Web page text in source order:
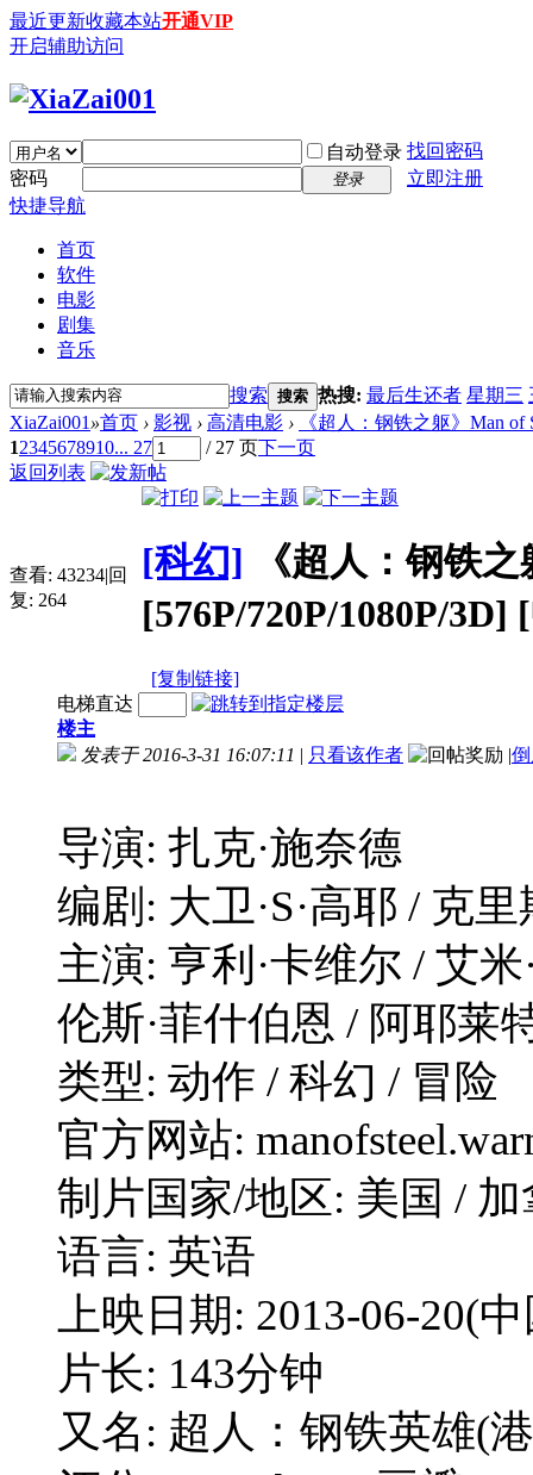
最近更新收藏本站开通VIP
开启辅助访问
自动登录 找回密码
密码
登录
立即注册
快捷导航
首页
软件
电影
剧集
音乐
搜索 搜索 热搜: 最后生还者 星期三
XiaZai001 »首页 › 影视 › 高清电影 ›
《超人：钢铁之躯》Man of
12345678910... 27 / 27 页下一页
返回列表
查看: 43234|回
复: 264
[科幻]
《超人：钢铁
[576P/720P/1080P/3D]
[复制链接]
电梯直达
楼主
发表于 2016-3-31 16:07:11 | 只看该作者 |
导演: 扎克·施奈德
编剧: 大卫·S·高耶 / 克
主演: 亨利·卡维尔 / 艾
伦斯·菲什伯恩 / 阿耶莱
类型: 动作 / 科幻 / 冒险
官方网站:
制片国家/地区: 美国 /
语言: 英语
上映日期: 2013-06-20(
片长: 143分钟
又名: 超人：钢铁英雄(